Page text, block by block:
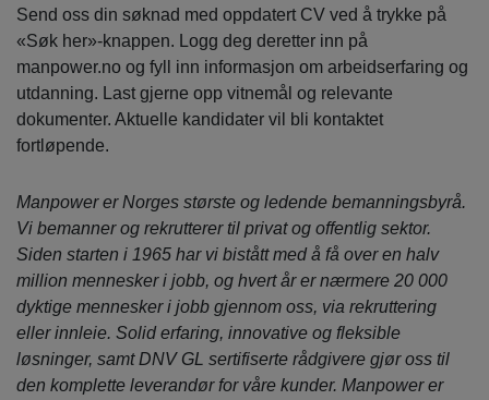
Send oss din søknad med oppdatert CV ved å trykke på
«Søk her»-knappen. Logg deg deretter inn på
manpower.no og fyll inn informasjon om arbeidserfaring og
utdanning. Last gjerne opp vitnemål og relevante
dokumenter. Aktuelle kandidater vil bli kontaktet
fortløpende.
Manpower er Norges største og ledende bemanningsbyrå.
Vi bemanner og rekrutterer til privat og offentlig sektor.
Siden starten i 1965 har vi bistått med å få over en halv
million mennesker i jobb, og hvert år er nærmere 20 000
dyktige mennesker i jobb gjennom oss, via rekruttering
eller innleie. Solid erfaring, innovative og fleksible
løsninger, samt DNV GL sertifiserte rådgivere gjør oss til
den komplette leverandør for våre kunder. Manpower er